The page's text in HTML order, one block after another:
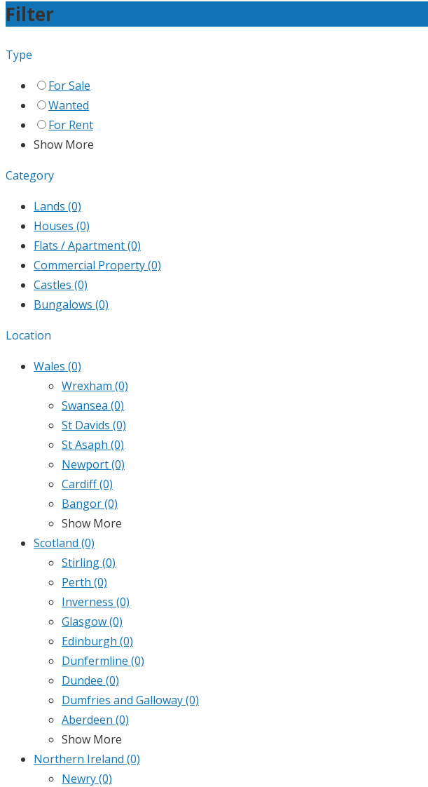
Filter
Type
For Sale
Wanted
For Rent
Show More
Category
Lands (0)
Houses (0)
Flats / Apartment(0)
Commercial Property(0)
Castles (0)
Bungalows (0)
Location
Wales (0)
Wrexham (0)
Swansea (0)
St Davids (0)
St Asaph (0)
Newport(0)
Cardiff(0)
Bangor(0)
Show More
Scotland (0)
Stirling(0)
Perth (0)
Inverness (0)
Glasgow(0)
Edinburgh (0)
Dunfermline (0)
Dundee (0)
Dumfries and Galloway(0)
Aberdeen (0)
Show More
Northern Ireland (0)
Newry(0)